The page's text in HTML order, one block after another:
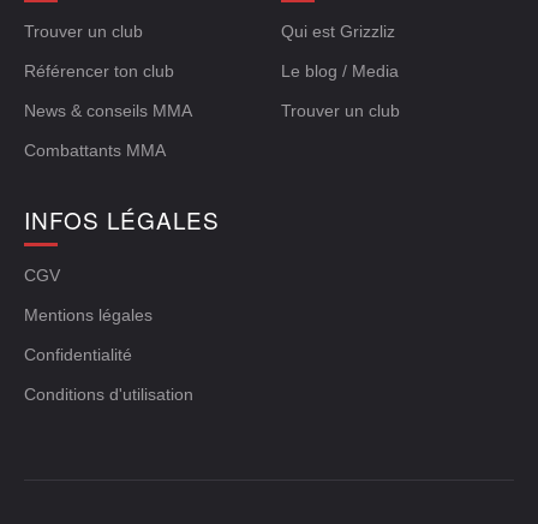
Trouver un club
Référencer ton club
News & conseils MMA
Combattants MMA
Qui est Grizzliz
Le blog / Media
Trouver un club
INFOS LÉGALES
CGV
Mentions légales
Confidentialité
Conditions d'utilisation